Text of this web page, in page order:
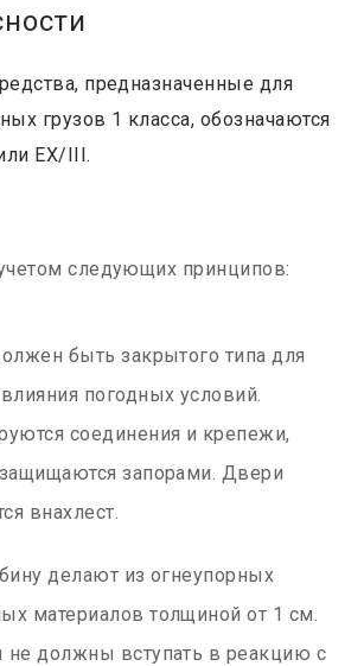
предназначенные для
грузов 1 класса, обозначаются
EX/III.
следующих принципов:
быть закрытого типа для
погодных условий.
соединения и крепежи,
запорами. Двери
внахлест.
делают из огнеупорных
материалов толщиной от 1 см.
не должны вступать в реакцию с